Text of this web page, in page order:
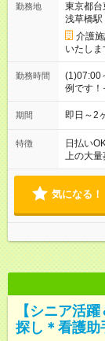
勤務地
東京都台
浅草橋駅
介護
いたしま
勤務時間
(1)07:00～
例です！
期間 即日～2
特徴 日払い
上の大量
気になる！
【シニア活
探し＊看護助